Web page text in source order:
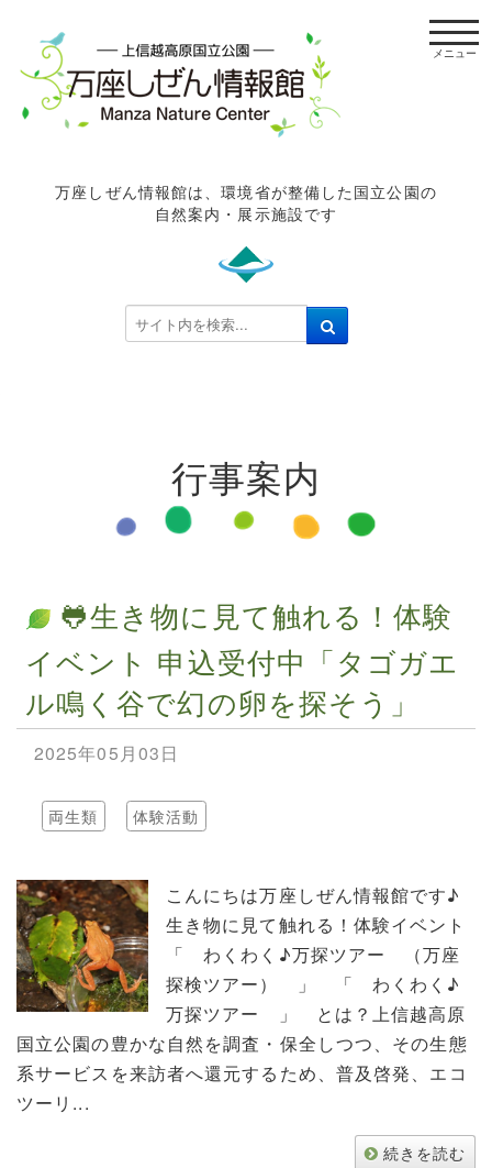
万座しぜん情報館は、環境省が整備した国立公園の
自然案内・展示施設です
検
索
t
o
行事案内
🐸生き物に見て触れる！体験
イベント 申込受付中「タゴガエ
ル鳴く谷で幻の卵を探そう」
2025年05月03日
両生類 体験活動
こんにちは万座しぜん情報館です♪
生き物に見て触れる！体験イベント
「 わくわく♪万探ツアー （万座
探検ツアー） 」 「 わくわく♪
万探ツアー 」 とは？上信越高原
国立公園の豊かな自然を調査・保全しつつ、その生態
系サービスを来訪者へ還元するため、普及啓発、エコ
ツーリ...
続きを読む